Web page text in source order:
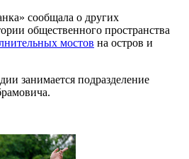
сообщала о других
общественного пространства
мостов на остров и
занимается подразделение